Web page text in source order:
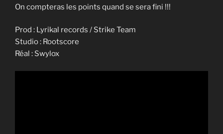
On compteras les points quand se sera fini !!!
Prod : Lyrikal records / Strike Team
Studio : Rootscore
Réal : Swylox